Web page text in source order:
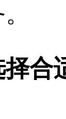
合